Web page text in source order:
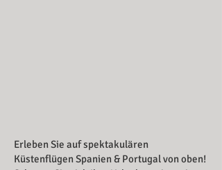
Erleben Sie auf spektakulären
Küstenflügen Spanien & Portugal von oben!